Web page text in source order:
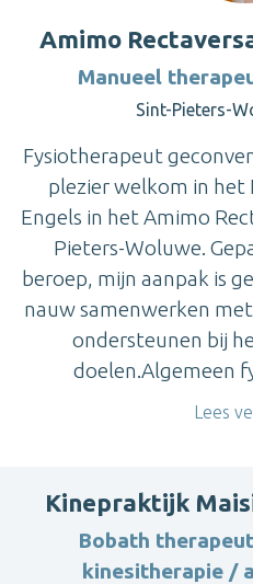
Amimo
Manueel
Sint-Pieters-
Fysiotherapeut
plezier welkom in het
Engels in het Amimo
Pieters-Woluwe.
beroep, mijn aanpak is
nauw samenwerken
ondersteunen bij
doelen.Algemeen
Lees
Kinepraktijk
Bobath
kinesitherapie /